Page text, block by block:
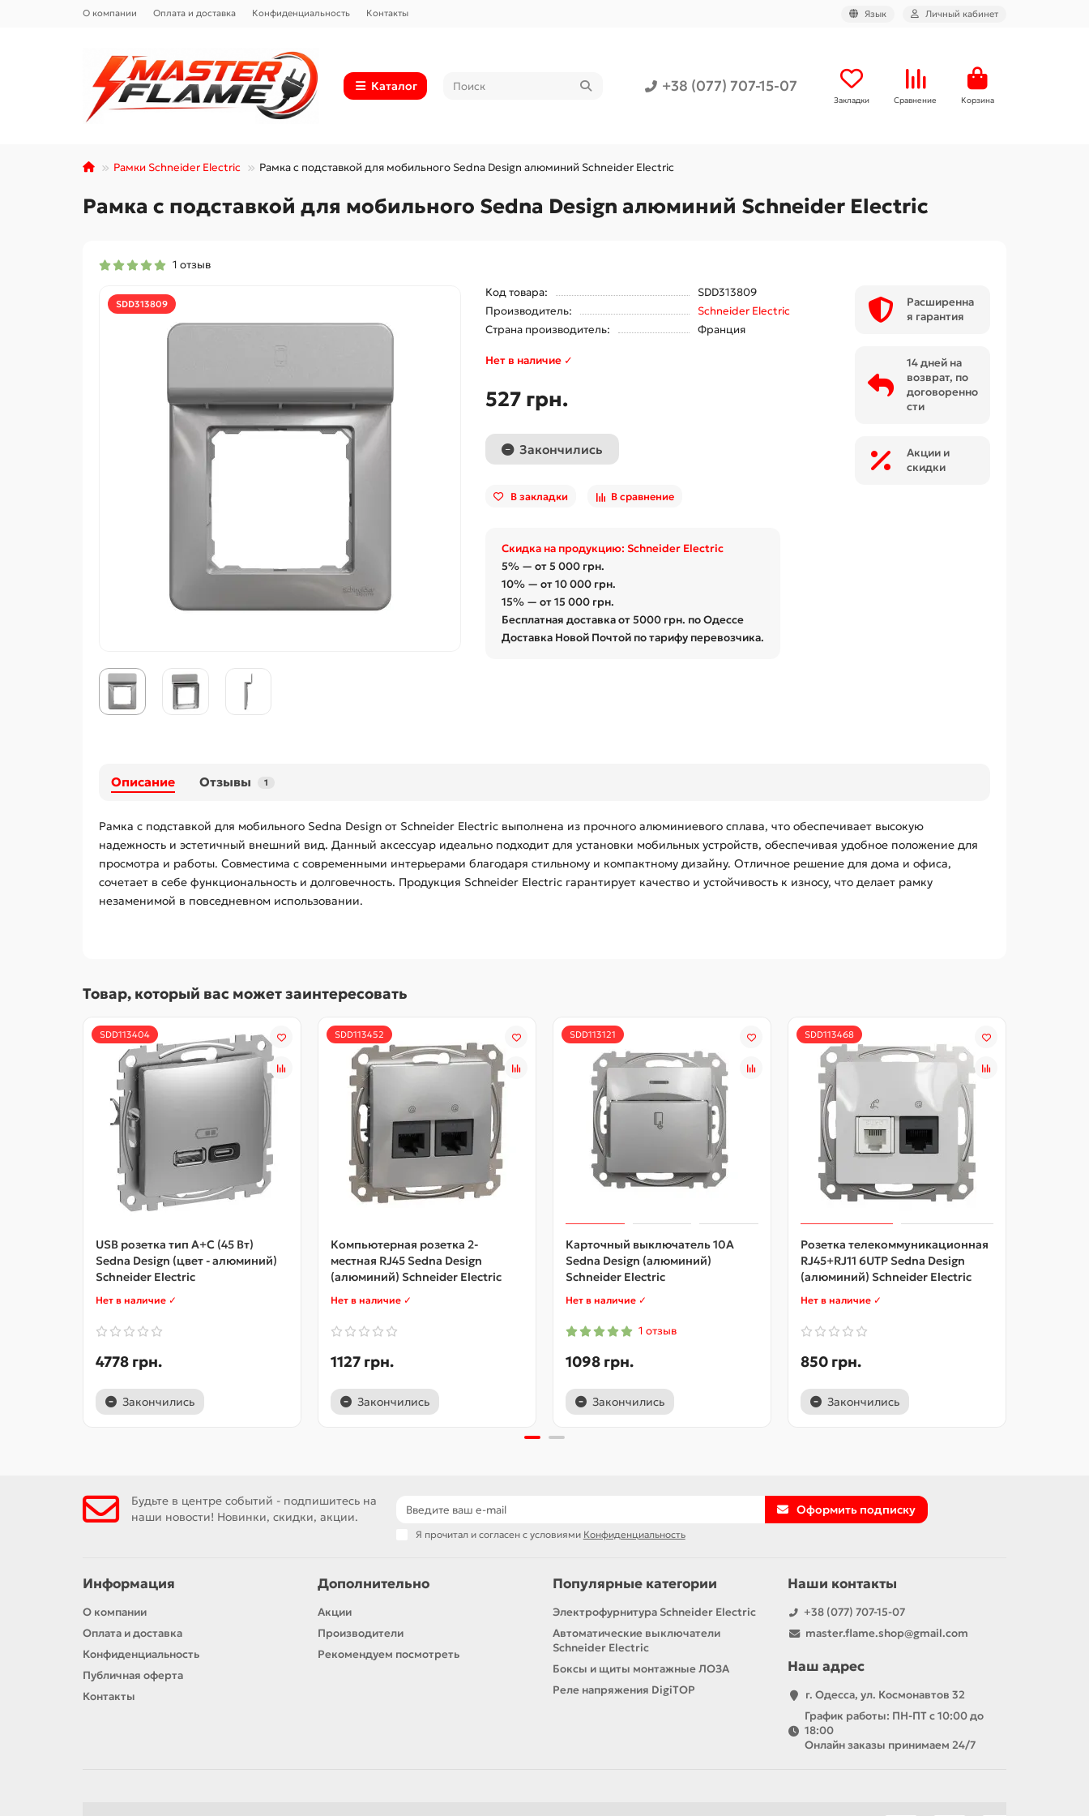
О компании Оплата и доставка Конфиденциальность Контакты Язык Личный кабинет
Каталог +38 (077) 707-15-07
Закладки Сравнение Корзина
Рамки Schneider Electric Рамка с подставкой для мобильного Sedna Design алюминий Schneider Electric
Рамка с подставкой для мобильного Sedna Design алюминий Schneider Electric
1 отзыв
SDD313809
Код товара:
SDD313809
Производитель:
Schneider Electric
Страна производитель:
Франция
Нет в наличие ✓
527 грн.
Закончились
В закладки В сравнение
Скидка на продукцию: Schneider Electric
5% — от 5 000 грн.
10% — от 10 000 грн.
15% — от 15 000 грн.
Бесплатная доставка от 5000 грн. по Одессе
Доставка Новой Почтой по тарифу перевозчика.
Расширенна
я гарантия
14 дней на
возврат, по
договоренно
сти
Акции и
скидки
Описание Отзывы 1
Рамка с подставкой для мобильного Sedna Design от Schneider Electric выполнена из прочного алюминиевого сплава, что обеспечивает высокую
надежность и эстетичный внешний вид. Данный аксессуар идеально подходит для установки мобильных устройств, обеспечивая удобное положение для
просмотра и работы. Совместима с современными интерьерами благодаря стильному и компактному дизайну. Отличное решение для дома и офиса,
сочетает в себе функциональность и долговечность. Продукция Schneider Electric гарантирует качество и устойчивость к износу, что делает рамку
незаменимой в повседневном использовании.
Товар, который вас может заинтересовать
SDD113404
USB розетка тип A+C (45 Вт)
Sedna Design (цвет - алюминий)
Schneider Electric
Нет в наличие ✓
4778 грн.
Закончились
SDD113452
Компьютерная розетка 2-
местная RJ45 Sedna Design
(алюминий) Schneider Electric
Нет в наличие ✓
1127 грн.
Закончились
SDD113121
Карточный выключатель 10А
Sedna Design (алюминий)
Schneider Electric
Нет в наличие ✓
1 отзыв
1098 грн.
Закончились
SDD113468
Розетка телекоммуникационная
RJ45+RJ11 6UTP Sedna Design
(алюминий) Schneider Electric
Нет в наличие ✓
850 грн.
Закончились
Будьте в центре событий - подпишитесь на
наши новости! Новинки, скидки, акции.
Оформить подписку
Я прочитал и согласен с условиями Конфиденциальность
Информация
О компании
Оплата и доставка
Конфиденциальность
Публичная оферта
Контакты
Дополнительно
Акции
Производители
Рекомендуем посмотреть
Популярные категории
Электрофурнитура Schneider Electric
Автоматические выключатели
Schneider Electric
Боксы и щиты монтажные ЛОЗА
Реле напряжения DigiTOP
Наши контакты
+38 (077) 707-15-07
master.flame.shop@gmail.com
Наш адрес
г. Одесса, ул. Космонавтов 32
График работы: ПН-ПТ с 10:00 до
18:00
Онлайн заказы принимаем 24/7